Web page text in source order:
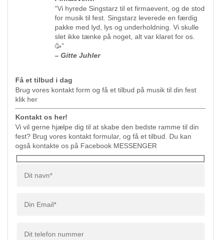
“Vi hyrede Singstarz til et firmaevent, og de stod
for musik til fest. Singstarz leverede en færdig
pakke med lyd, lys og underholdning. Vi skulle
slet ikke tænke på noget, alt var klaret for os.
🥳”
– Gitte Juhler
Få et tilbud i dag
Brug vores kontakt form og få et tilbud på musik til din fest
klik her
Kontakt os her!
Vi vil gerne hjælpe dig til at skabe den bedste ramme til din
fest? Brug vores kontakt formular, og få et tilbud. Du kan
også kontakte os på Facebook MESSENGER